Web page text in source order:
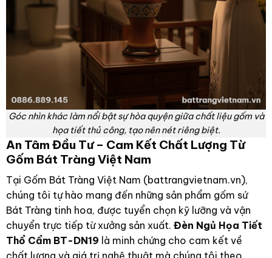
Góc nhìn khác làm nổi bật sự hòa quyện giữa chất liệu gốm và
họa tiết thủ công, tạo nên nét riêng biệt.
An Tâm Đầu Tư – Cam Kết Chất Lượng Từ
Gốm Bát Tràng Việt Nam
Tại Gốm Bát Tràng Việt Nam (battrangvietnam.vn),
chúng tôi tự hào mang đến những sản phẩm gốm sứ
Bát Tràng tinh hoa, được tuyển chọn kỹ lưỡng và vận
chuyển trực tiếp từ xưởng sản xuất. Đèn Ngủ Họa Tiết
Thổ Cẩm BT-DN19 là minh chứng cho cam kết về